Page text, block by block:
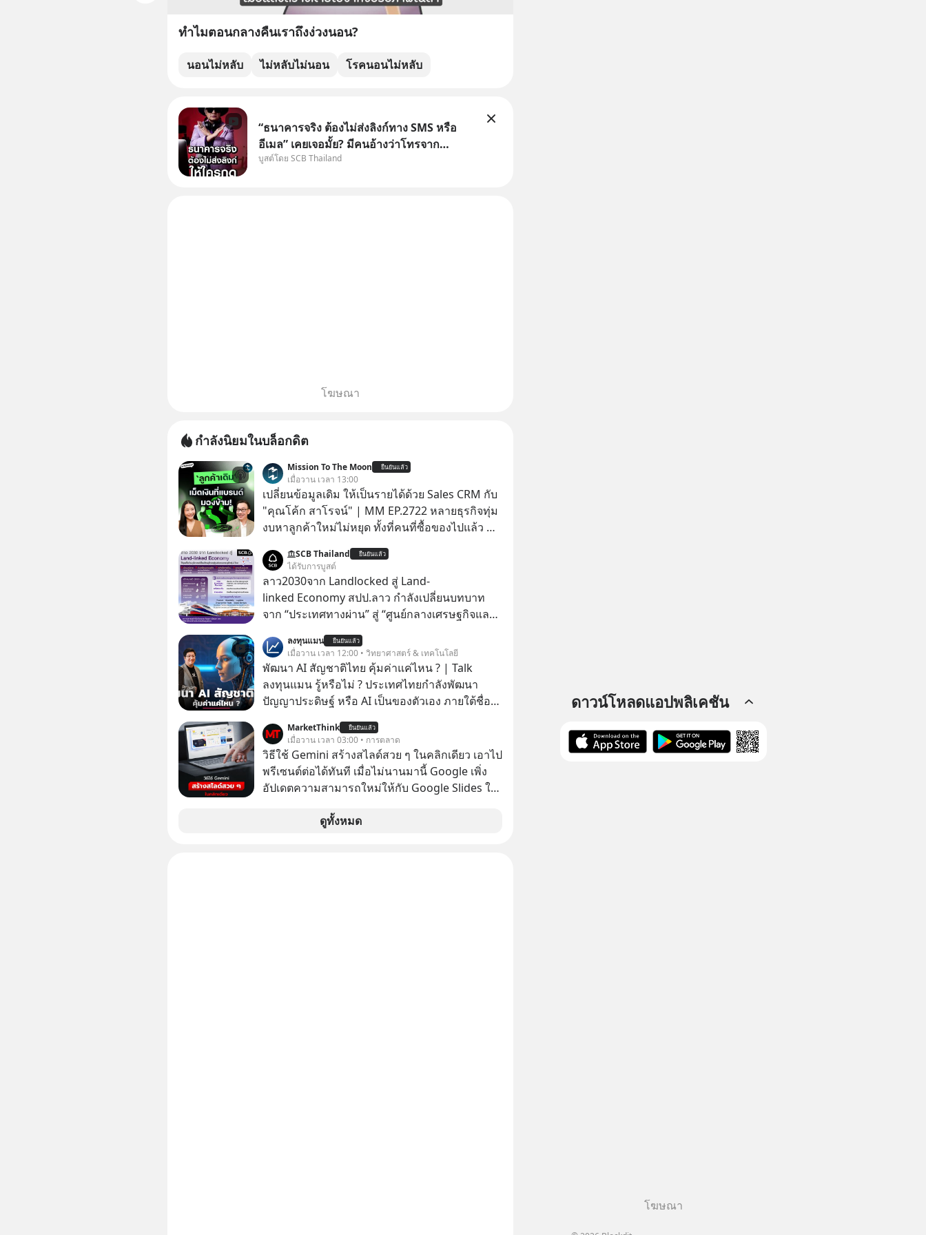
ทำไมตอนกลางคืนเราถึงง่วงนอน?
นอนไม่หลับ ไม่หลับไม่นอน โรคนอนไม่หลับ
“ธนาคารจริง ต้องไม่ส่งลิงก์ทาง SMS หรือ
อีเมล” เคยเจอมั้ย? มีคนอ้างว่าโทรจาก
ธนาคาร บอกว่าบัญชีมีปัญหา แล้วให้กดลิงก์
บูสต์โดย SCB Thailand
โฆษณา
กำลังนิยมในบล็อกดิต
Mission To The Moon ยืนยันแล้ว
เมื่อวาน เวลา 13:00
เปลี่ยนข้อมูลเดิม ให้เป็นรายได้ด้วย Sales CRM กับ
"คุณโค้ก สาโรจน์" | MM EP.2722 หลายธุรกิจทุ่ม
งบหาลูกค้าใหม่ไม่หยุด ทั้งที่คนที่ซื้อของไปแล้ว คือ
หายไปโดยไม่รู้ตัว ใน Mission To The Moon EP
นี้ เราจะมาคุยกับคุณโค้ก สาโรจน์ อธิวิทวัส CEO &
Founder, Wisible ผู้มีประสบการณ์ด้านงานขาย
และ CRM มากกว่า 20 ปี ว่าทำไม "ลูกค้าเดิม" ถึง
เป็นสินทรัพย์ที่ธุรกิจมองข้ามมากที่สุด และจะ
เปลี่ยนข้อมูลที่กระจัดกระจายให้กลายเป็นรายได้ที่
ต่อเนื่องได้ยังไง ถ้ายอดขายไม่โตแต่งบโฆษณาก็
พอแล้ว คำตอบอาจอยู่ที่ฐานลูกค้าเดิมที่คุณมีอยู่
#SalesCRM #CRM #ลูกค้าเดิม #Revenue
#MissionAcademy #interview
#missiontothemoon
#missiontothemoonpodcast
SCB Thailand ยืนยันแล้ว
ได้รับการบูสต์
ลาว2030จาก Landlocked สู่ Land-
linked Economy สปป.ลาว กำลังเปลี่ยนบทบาท
จาก “ประเทศทางผ่าน” สู่ “ศูนย์กลางเศรษฐกิจและ
ลงทุนแมน ยืนยันแล้ว
เมื่อวาน เวลา 12:00 • วิทยาศาสตร์ & เทคโนโลยี
พัฒนา AI สัญชาติไทย คุ้มค่าแค่ไหน ? | Talk
ลงทุนแมน รู้หรือไม่ ? ประเทศไทยกำลังพัฒนา
ปัญญาประดิษฐ์ หรือ AI เป็นของตัวเอง ภายใต้ชื่อ
AI ที่เข้าใจภาษาไทย และบริบททางสังคมไทยได้
เป็นอย่างดี คำถามคือ การลงมือพัฒนา AI ของ
ประเทศจะคุ้มค่าแค่ไหน ? และหลังจากนำ
ThaiLLM มาใช้จริง จะเกิดอะไรขึ้นกับสังคมไทย
เรื่องนี้ผ่านมุมมองของ ดร.อภิวดี ปิยธรรมรงค์ ผู้
เชี่ยวชาญอาวุโสด้านบูรณาการข้อมูลและปัญญา
MarketThink ยืนยันแล้ว
เมื่อวาน เวลา 03:00 • การตลาด
วิธีใช้ Gemini สร้างสไลด์สวย ๆ ในคลิกเดียว เอาไป
พรีเซนต์ต่อได้ทันที เมื่อไม่นานมานี้ Google เพิ่ง
อัปเดตความสามารถใหม่ให้กับ Google Slides ให้
สวย ๆ ได้ในคลิกเดียว ไม่ต้องเสียเวลาทำเองอีกต่อ
ดูทั้งหมด
ดาวน์โหลดแอปพลิเคชัน
โฆษณา